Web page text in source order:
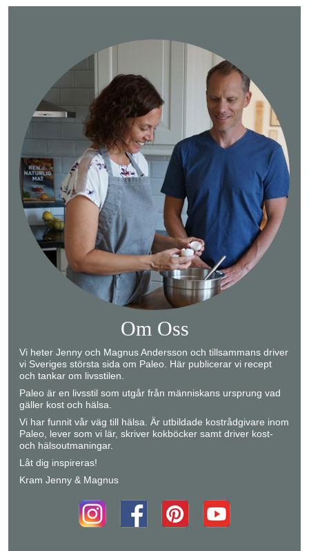
Om Oss
Vi heter Jenny och Magnus Andersson och tillsammans driver
vi Sveriges största sida om Paleo. Här publicerar vi recept
och tankar om livsstilen.
Paleo är en livsstil som utgår från människans ursprung vad
gäller kost och hälsa.
Vi har funnit vår väg till hälsa. Är utbildade kostrådgivare inom
Paleo, lever som vi lär, skriver kokböcker samt driver kost-
och hälsoutmaningar.
Låt dig inspireras!
Kram Jenny & Magnus